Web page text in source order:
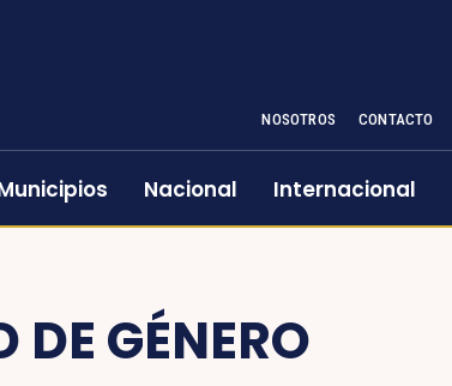
NOSOTROS CONTACTO
Nacional Internacional
DE GÉNERO